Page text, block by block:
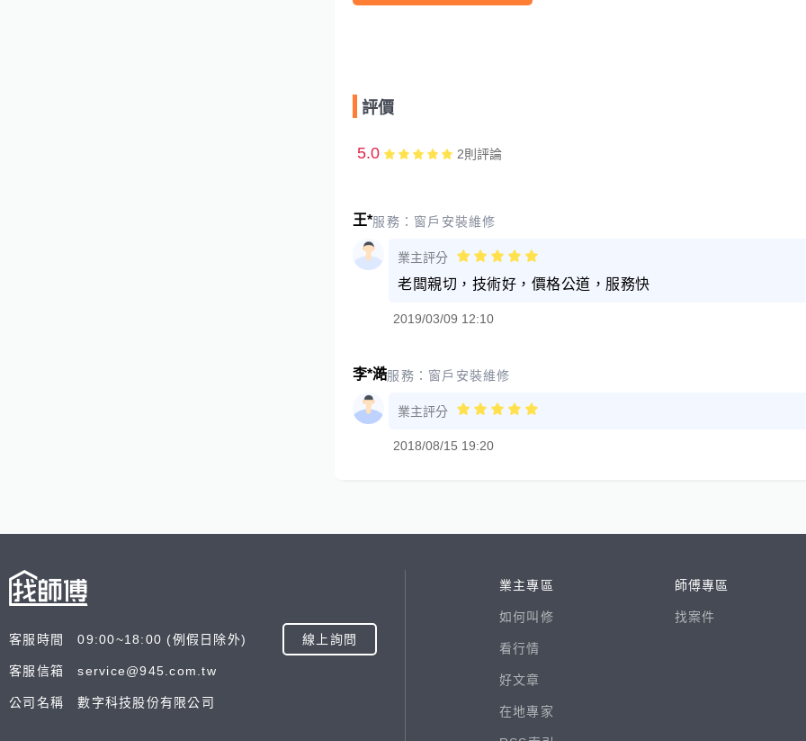
評價
5.0 2則評論
王*服務： 窗戶安裝維修
業主評分
老闆親切，技術好，價格公道，服務快
2019/03/09 12:10
李*澔服務： 窗戶安裝維修
業主評分
2018/08/15 19:20
客服時間 09:00~18:00 (例假日除外) 線上詢問
客服信箱 service@945.com.tw
公司名稱 數字科技股份有限公司
業主專區
如何叫修
看行情
好文章
在地專家
師傅專區
找案件